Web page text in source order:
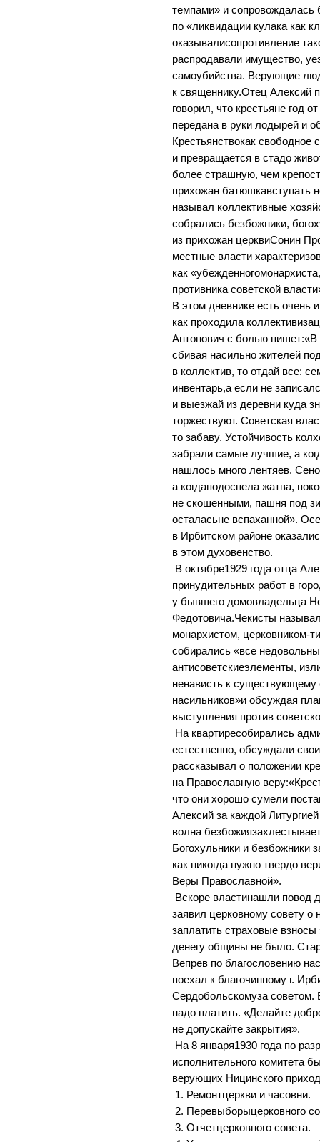
темпами» и
по «ликвидации кулака как
оказывалисопротивление
распродавали имущество,
самоубийства. Верующие
к священнику.Отец Алексий
говорил, что крестьяне год
передана в руки лодырей и
Крестьянствокак свободное
и превращается в стадо
более страшную, чем
прихожан батюшкавступать
называл коллективные
собрались безбожники,
из прихожан церквиСонин
местные власти
как
противника советской
В этом дневнике есть очень
как проходила
Антонович с болью пишет:«В
сбивая насильно жителей
в коллектив, то отдай все:
инвентарь,а если не
и выезжай из деревни куда
торжествуют. Советская
то забаву. Устойчивость
забрали самые лучшие, а
нашлось много лентяев.
а когдаподоспела жатва,
не скошенными, пашня под
осталасьне вспаханной».
в Ирбитском районе
в этом духовенство.
В октябре1929 года отца
принудительных работ в
у бывшего домовладельца
Федотовича.Чекисты
монархистом, церковником-
собирались «все
антисоветскиеэлементы,
ненависть к
насильников»и обсуждая
выступления против
На квартиресобирались
естественно, обсуждали
рассказывал о положении
на Православную
что они хорошо сумели
Алексий за каждой
волна
Богохульники и безбожники
как никогда нужно твердо
Веры Православной».
Вскоре властинашли повод
заявил церковному совету о
заплатить страховые
денегу общины не было.
Вепрев по благословению
поехал к благочинному г.
Сердобольскомуза советом.
надо платить. «Делайте
не допускайте закрытия».
На 8 января1930 года по
исполнительного комитета
верующих Ницинского
1. Ремонтцеркви и часовни.
2. Перевыборыцерковного
3. Отчетцерковного совета.